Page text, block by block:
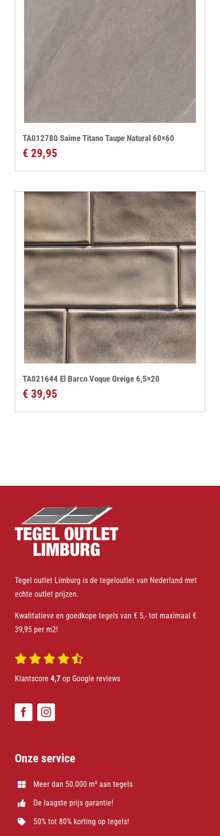
TA012780 Saime Titano Taupe Natural 60×60
€ 29,95
TA021644 El Barco Voque Greige 6,5×20
€ 39,95
Tegel outlet Limburg is de tegeloutlet van Nederland met
echte outlet prijzen.
Kwalitatieve en goedkope tegels van € 5,- tot maximaal €
39,95 per m2!
Klantscore 4,7op Google reviews
Onze service
Meer dan 50.000 m² aan tegels
De laagste prijs garantie!
50% tot 80% korting op tegels!